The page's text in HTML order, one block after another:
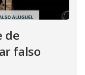
de
falso